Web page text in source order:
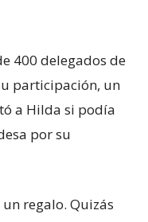
400 delegados de
participación, un
a Hilda si podía
por su
regalo. Quizás